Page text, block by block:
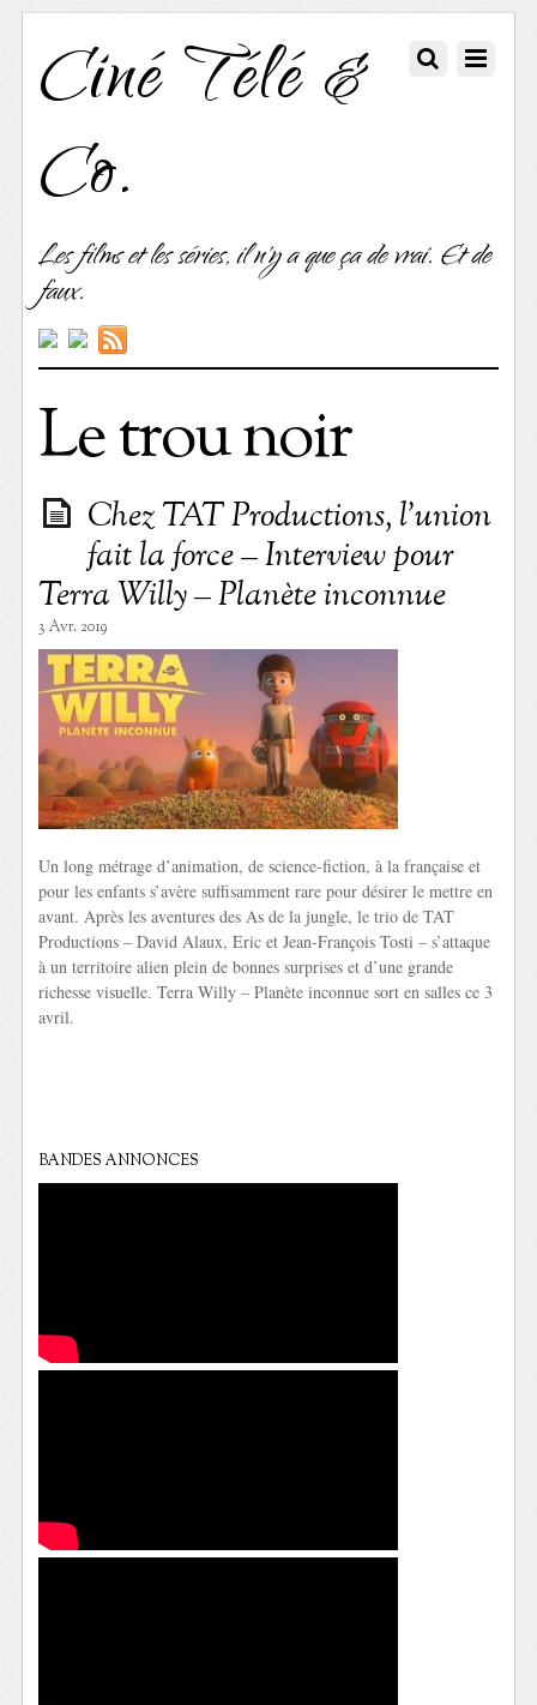
Ciné Télé &
Co.
Les films et les séries, il n'y a que ça de vrai. Et de
faux.
Le trou noir
Chez TAT Productions, l’union
fait la force – Interview pour
Terra Willy – Planète inconnue
3 Avr. 2019
Un long métrage d’animation, de science-fiction, à la française et
pour les enfants s’avère suffisamment rare pour désirer le mettre en
avant. Après les aventures des As de la jungle, le trio de TAT
Productions – David Alaux, Eric et Jean-François Tosti – s’attaque
à un territoire alien plein de bonnes surprises et d’une grande
richesse visuelle. Terra Willy – Planète inconnue sort en salles ce 3
avril.
BANDES ANNONCES